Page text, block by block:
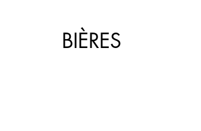
BIÈRES